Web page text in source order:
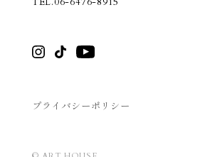
プライバシーポリシー